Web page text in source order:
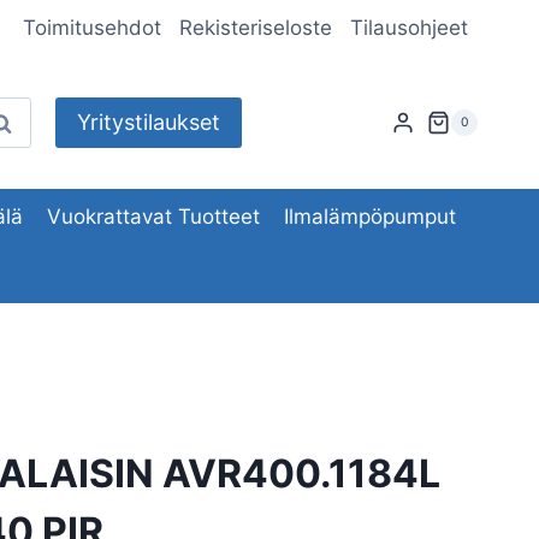
Toimitusehdot Rekisteriseloste Tilausohjeet
Yritystilaukset 0
Vuokrattavat Tuotteet Ilmalämpöpumput
AVR400.1184L